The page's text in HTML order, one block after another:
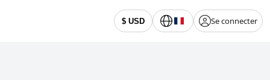
$ USD Se connecter